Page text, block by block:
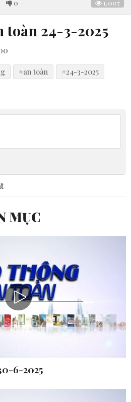
0 1,007
toàn 24-3-2025
#an toàn #24-3-2025
MỤC
6-2025